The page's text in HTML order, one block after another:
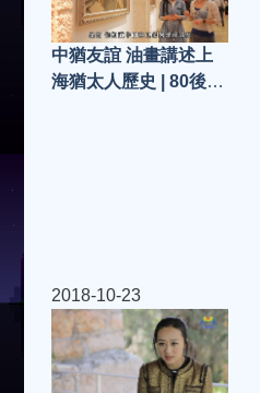
中猶友誼 油畫講述上
海猶太人歷史 | 80後遊
2018-10-23